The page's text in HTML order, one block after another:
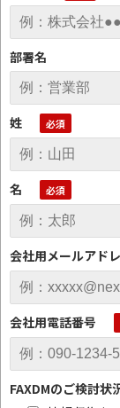
部署名
姓
名
会社用メールアド
会社用電話番号
FAXDMのご検討状